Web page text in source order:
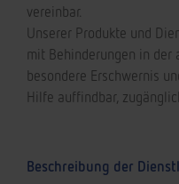
vereinbar.
Unserer Produkte und
mit Behinderungen in der
besondere Erschwernis
Hilfe auffindbar,
Beschreibung der